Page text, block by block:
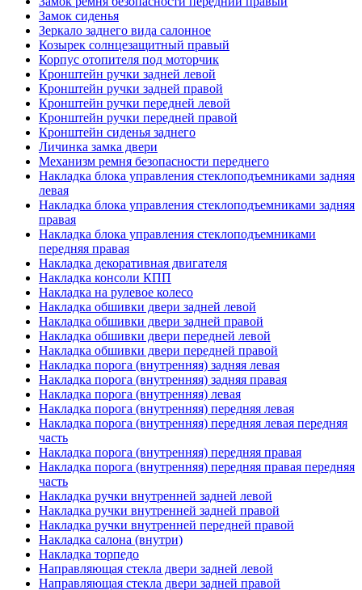
Замок сиденья
Зеркало заднего вида салонное
Козырек солнцезащитный правый
Корпус отопителя под моторчик
Кронштейн ручки задней левой
Кронштейн ручки задней правой
Кронштейн ручки передней левой
Кронштейн ручки передней правой
Кронштейн сиденья заднего
Личинка замка двери
Механизм ремня безопасности переднего
Накладка блока управления стеклоподъемниками задняя
левая
Накладка блока управления стеклоподъемниками задняя
правая
Накладка блока управления стеклоподъемниками
передняя правая
Накладка декоративная двигателя
Накладка консоли КПП
Накладка на рулевое колесо
Накладка обшивки двери задней левой
Накладка обшивки двери задней правой
Накладка обшивки двери передней левой
Накладка обшивки двери передней правой
Накладка порога (внутренняя) задняя левая
Накладка порога (внутренняя) задняя правая
Накладка порога (внутренняя) левая
Накладка порога (внутренняя) передняя левая
Накладка порога (внутренняя) передняя левая передняя
часть
Накладка порога (внутренняя) передняя правая
Накладка порога (внутренняя) передняя правая передняя
часть
Накладка ручки внутренней задней левой
Накладка ручки внутренней задней правой
Накладка ручки внутренней передней правой
Накладка салона (внутри)
Накладка торпедо
Направляющая стекла двери задней левой
Направляющая стекла двери задней правой